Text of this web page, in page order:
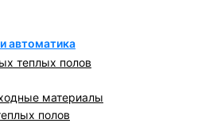
автоматика
теплых полов
материалы
полов